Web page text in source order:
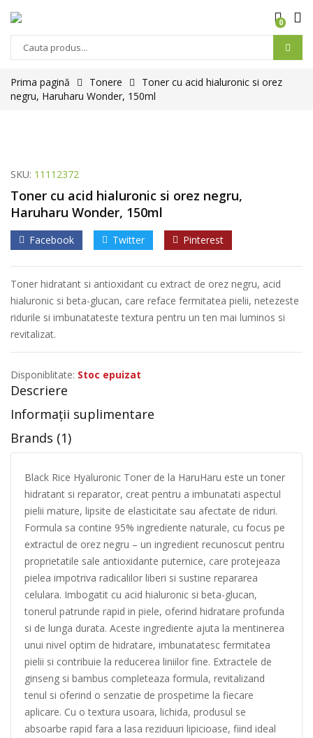
0
Prima pagină Tonere
Toner cu acid hialuronic si orez
negru, Haruharu Wonder, 150ml
SKU: 11112372
Toner cu acid hialuronic si orez negru,
Haruharu Wonder, 150ml
Facebook Twitter Pinterest
Toner hidratant si antioxidant cu extract de orez negru, acid
hialuronic si beta-glucan, care reface fermitatea pielii, netezeste
ridurile si imbunatateste textura pentru un ten mai luminos si
revitalizat.
Disponiblitate: Stoc epuizat
Descriere
Informații suplimentare
Brands (1)
Black Rice Hyaluronic Toner de la HaruHaru este un toner
hidratant si reparator, creat pentru a imbunatati aspectul
pielii mature, lipsite de elasticitate sau afectate de riduri.
Formula sa contine 95% ingrediente naturale, cu focus pe
extractul de orez negru – un ingredient recunoscut pentru
proprietatile sale antioxidante puternice, care protejeaza
pielea impotriva radicalilor liberi si sustine repararea
celulara. Imbogatit cu acid hialuronic si beta-glucan,
tonerul patrunde rapid in piele, oferind hidratare profunda
si de lunga durata. Aceste ingrediente ajuta la mentinerea
unui nivel optim de hidratare, imbunatatesc fermitatea
pielii si contribuie la reducerea liniilor fine. Extractele de
ginseng si bambus completeaza formula, revitalizand
tenul si oferind o senzatie de prospetime la fiecare
aplicare. Cu o textura usoara, lichida, produsul se
absoarbe rapid fara a lasa reziduuri lipicioase, fiind ideal